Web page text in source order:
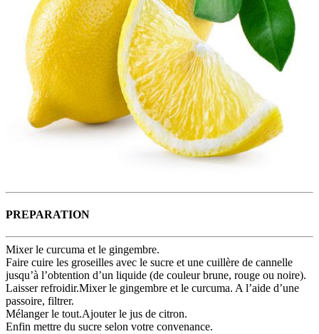
PREPARATION
Mixer le curcuma et le gingembre.
Faire cuire les groseilles avec le sucre et une cuillère de cannelle
jusqu’à l’obtention d’un liquide (de couleur brune, rouge ou noire).
Laisser refroidir.Mixer le gingembre et le curcuma. A l’aide d’une
passoire, filtrer.
Mélanger le tout.Ajouter le jus de citron.
Enfin mettre du sucre selon votre convenance.